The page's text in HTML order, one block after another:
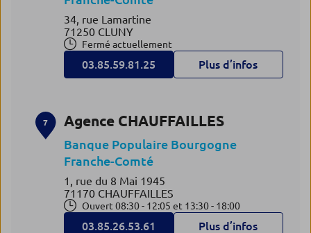
34, rue Lamartine
71250 CLUNY
Fermé actuellement
03.85.59.81.25 Plus d’infos
7 Agence CHAUFFAILLES
Banque Populaire Bourgogne
Franche-Comté
1, rue du 8 Mai 1945
71170 CHAUFFAILLES
Ouvert 08:30 - 12:05 et 13:30 - 18:00
03.85.26.53.61 Plus d’infos